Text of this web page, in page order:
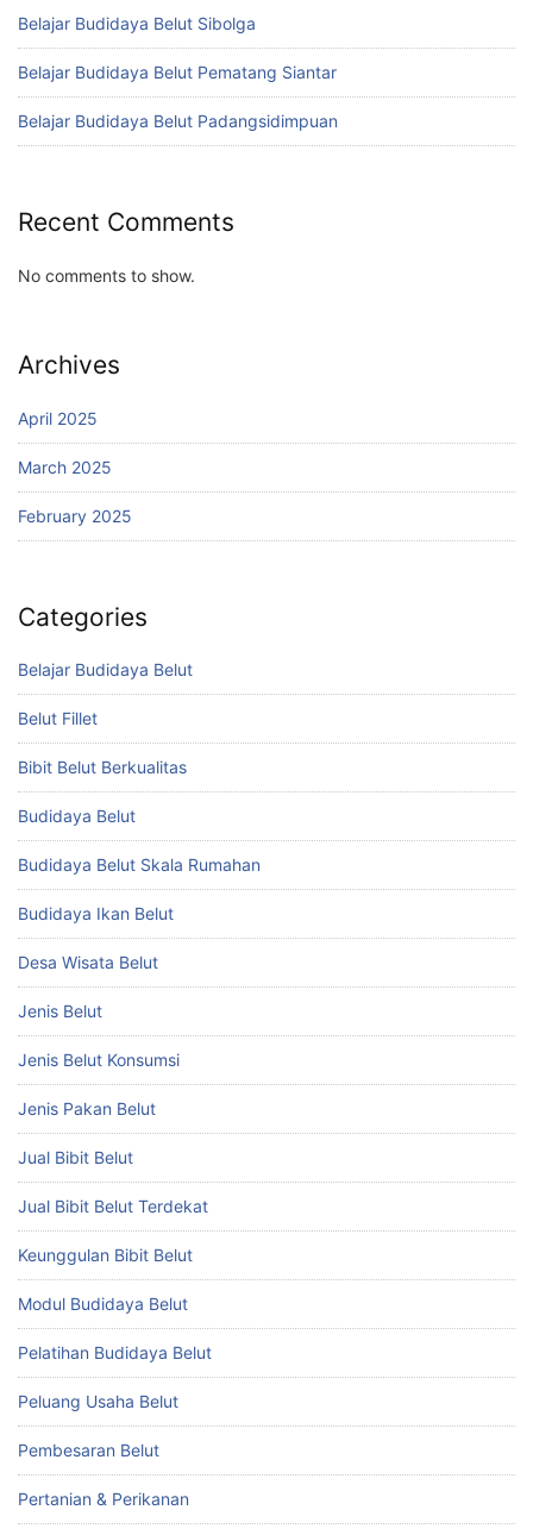
Belajar Budidaya Belut Sibolga
Belajar Budidaya Belut Pematang Siantar
Belajar Budidaya Belut Padangsidimpuan
Recent Comments
No comments to show.
Archives
April 2025
March 2025
February 2025
Categories
Belajar Budidaya Belut
Belut Fillet
Bibit Belut Berkualitas
Budidaya Belut
Budidaya Belut Skala Rumahan
Budidaya Ikan Belut
Desa Wisata Belut
Jenis Belut
Jenis Belut Konsumsi
Jenis Pakan Belut
Jual Bibit Belut
Jual Bibit Belut Terdekat
Keunggulan Bibit Belut
Modul Budidaya Belut
Pelatihan Budidaya Belut
Peluang Usaha Belut
Pembesaran Belut
Pertanian & Perikanan